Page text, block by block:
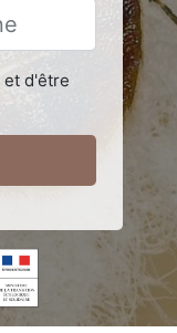
et d'être